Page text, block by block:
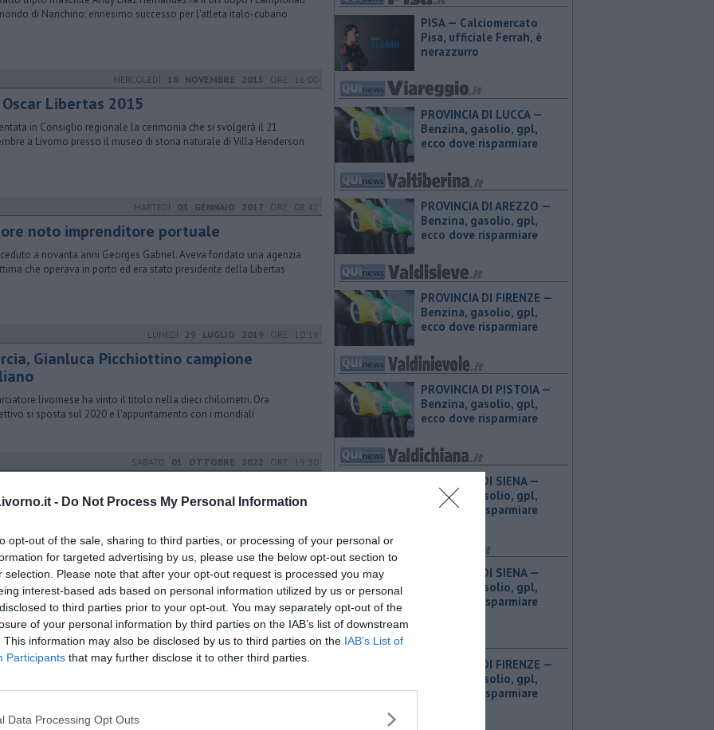
- Do Not Process My Personal Information
opt-out of the sale, sharing to third parties, or processing of your personal or
for targeted advertising by us, please use the below opt-out section to
selection. Please note that after your opt-out request is processed you may
interest-based ads based on personal information utilized by us or personal
to third parties prior to your opt-out. You may separately opt-out of the
of your personal information by third parties on the IAB’s list of downstream
This information may also be disclosed by us to third parties on the IAB’s List of
Participants that may further disclose it to other third parties.
Data Processing Opt Outs
di Nanchino: ennesimo successo per l'atleta italo-cubano
MERCOLEDÌ 18 NOVEMBRE 2015 ORE 16:00
Libertas 2015
in Consiglio regionale la cerimonia che si svolgerà il 21
a Livorno presso il museo di storia naturale di Villa Henderson
MARTEDÌ 03 GENNAIO 2017 ORE 08:42
noto imprenditore portuale
a novanta anni Georges Gabriel. Aveva fondato una agenzia
che operava in porto ed era stato presidente della Libertas
LUNEDÌ 29 LUGLIO 2019 ORE 10:19
Gianluca Picchiottino campione
livornese ha vinto il titolo nella dieci chilometri. Ora
si sposta sul 2020 e l'appuntamento con i mondiali
SABATO 01 OTTOBRE 2022 ORE 19:30
Salvetti annuncia l'ultimazione degli interventi sulla struttura e
VENERDÌ30 GIUGNO 2023ORE 19:25
all'armatore Nello d'Alesio
ad 80 anni. Cordoglio da parte dell'amministrazione
e da parte del basket livornese
PISA — Calciomercato
Pisa, ufficiale Ferrah, è
nerazzurro
PROVINCIA DI LUCCA — ​
Benzina, gasolio, gpl,
ecco dove risparmiare
PROVINCIA DI AREZZO — ​
Benzina, gasolio, gpl,
ecco dove risparmiare
PROVINCIA DI FIRENZE — ​
Benzina, gasolio, gpl,
ecco dove risparmiare
PROVINCIA DI PISTOIA — ​
Benzina, gasolio, gpl,
ecco dove risparmiare
PROVINCIA DI SIENA — ​
Benzina, gasolio, gpl,
ecco dove risparmiare
PROVINCIA DI SIENA — ​
Benzina, gasolio, gpl,
ecco dove risparmiare
PROVINCIA DI FIRENZE — ​
Benzina, gasolio, gpl,
ecco dove risparmiare